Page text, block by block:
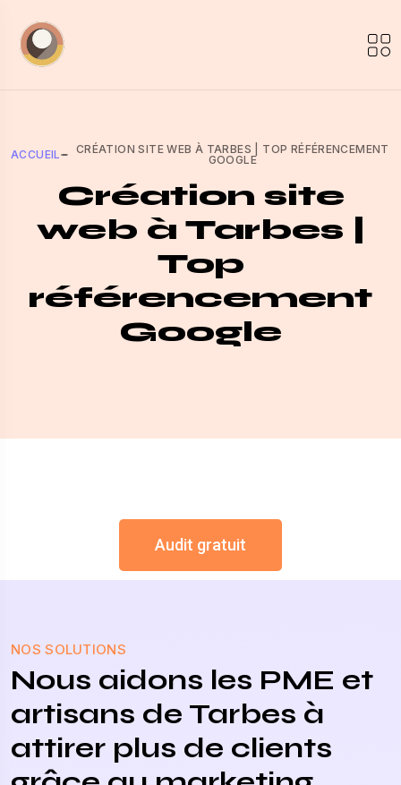
ACCUEIL
CRÉATION SITE WEB À TARBES | TOP RÉFÉRENCEMENT
GOOGLE
Création site
web à Tarbes |
Top
référencement
Google
Audit gratuit
NOS SOLUTIONS
Nous aidons les PME et
artisans de Tarbes à
attirer plus de clients